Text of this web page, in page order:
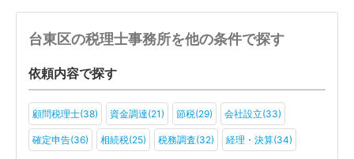
台東区の税理士事務所を他の条件で探す
依頼内容で探す
顧問税理士(38) 資金調達(21) 節税(29) 会社設立(33)
確定申告(36) 相続税(25) 税務調査(32) 経理・決算(34)